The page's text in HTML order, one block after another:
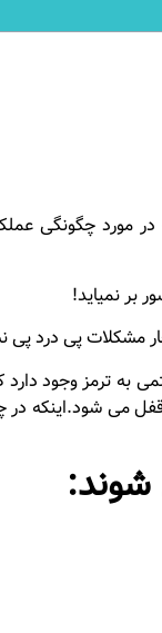
مورد چگونگی
بر نمیاید!
مشکلات پی درد پی
به ترمز وجود دارد
می شود.اینکه در